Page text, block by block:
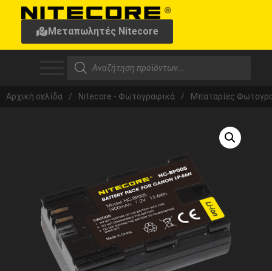
Μεταπωλητές Nitecore
Αρχική σελίδα / Nitecore - Φωτογραφικά / Μπαταρίες